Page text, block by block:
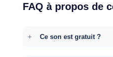
FAQ à propos de
Ce son est gratuit ?